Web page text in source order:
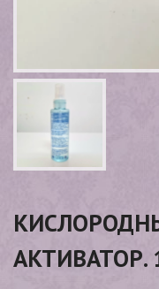
АКТИВАТОР.